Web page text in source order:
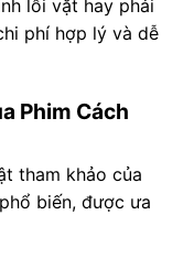
lỗi vặt hay phải
phí hợp lý và dễ
Phim Cách
tham khảo của
biến, được ưa